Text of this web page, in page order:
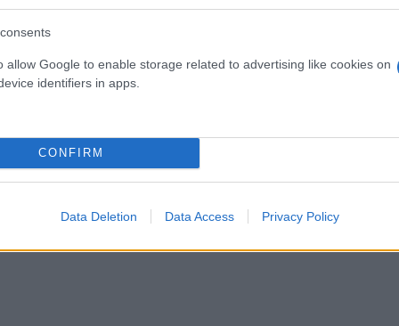
allow Google to enable storage related to advertising like cookies on
identifiers in apps.
CONFIRM
Data Deletion Data Access Privacy Policy
αίσθημα ευθύνης τα πανεπιστήμια σε όφελος
Η Σύνοδος εκφράζει την έντονη δυσαρέσκειά της
την εισαγγελική παρέμβαση.
ενίσχυσης του δημόσιου Πανεπιστημίου».